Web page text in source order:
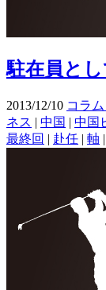
駐在員と
2013/12/10 コラ
ネス | 中国 | 中国
最終回 | 赴任 | 軸 |